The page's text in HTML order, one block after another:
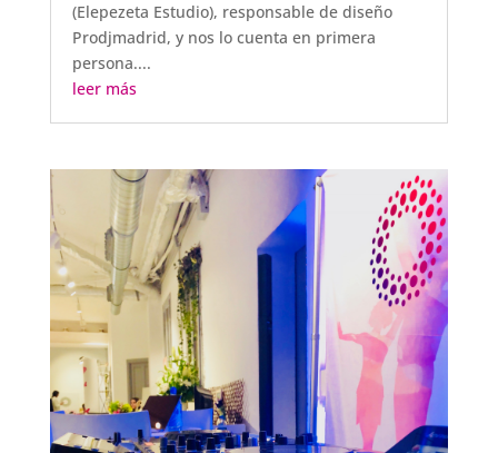
(Elepezeta Estudio), responsable de diseño
Prodjmadrid, y nos lo cuenta en primera
persona....
leer más